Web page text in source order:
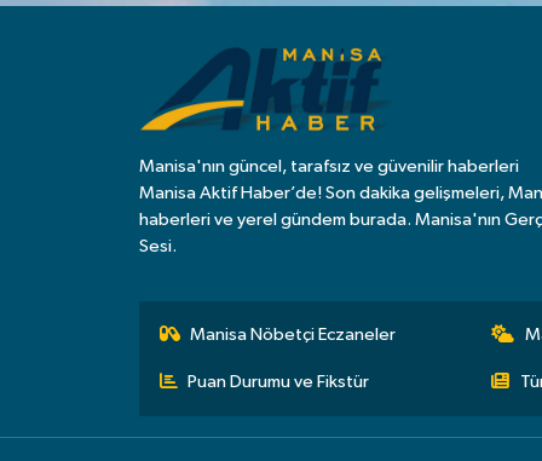
Manisa'nın güncel, tarafsız ve güvenilir haberleri
Manisa Aktif Haber’de! Son dakika gelişmeleri,
haberleri ve yerel gündem burada. Manisa'nın
Sesi.
Manisa Nöbetçi Eczaneler
Puan Durumu ve Fikstür